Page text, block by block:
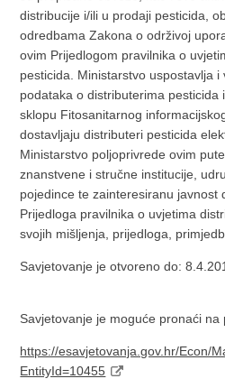
distribucije i/ili u prodaji pesticida,
odredbama Zakona o održivoj
ovim Prijedlogom pravilnika o
pesticida. Ministarstvo uspostavlja i
podataka o distributerima pesticida
sklopu Fitosanitarnog
dostavljaju distributeri pesticida
Ministarstvo poljoprivrede ovim
znanstvene i stručne institucije,
pojedince te zainteresiranu javnost
Prijedloga pravilnika o uvjetima
svojih mišljenja, prijedloga,
Savjetovanje je otvoreno do:
Savjetovanje je moguće pronaći na
https://esavjetovanja.gov.hr/Econ/
EntityId=10455